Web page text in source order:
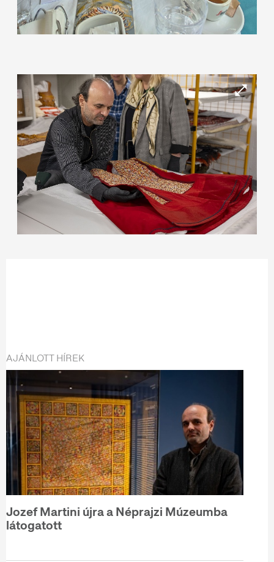
AJÁNLOTT HÍREK
Jozef Martini újra a Néprajzi Múzeumba
látogatott